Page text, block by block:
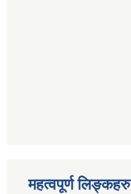
महत्वपूर्ण लिङ्कहरु